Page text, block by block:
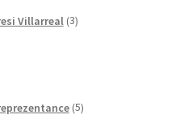
Villarreal 3izdelki
5izdelkov